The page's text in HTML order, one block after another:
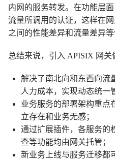
内网的服务转发。在功能层
流量所调用的认证，这样在
之间的性能差异和流量差异等
总结来说，引入 APISIX 网关
解决了南北向和东西向流
人力成本，实现动态统一
业务服务的部署架构重点
立存在和业务无感；
通过扩展插件，各服务的
查等功能均由网关托管；
新业务上线与服务迁移都